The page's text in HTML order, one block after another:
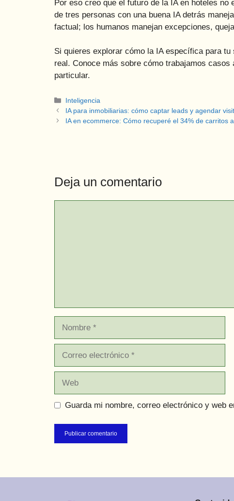
Por eso creo que el futuro de la IA en hoteles no
de tres personas con una buena IA detrás
factual; los humanos manejan excepciones,
Si quieres explorar cómo la IA específica para
real. Conoce más sobre cómo trabajamos casos
particular.
Categorías
Inteligencia
IA para inmobiliarias: cómo captar leads y agendar
IA en ecommerce: Cómo recuperé el 34% de carritos
Deja un comentario
Guarda mi nombre, correo electrónico y web